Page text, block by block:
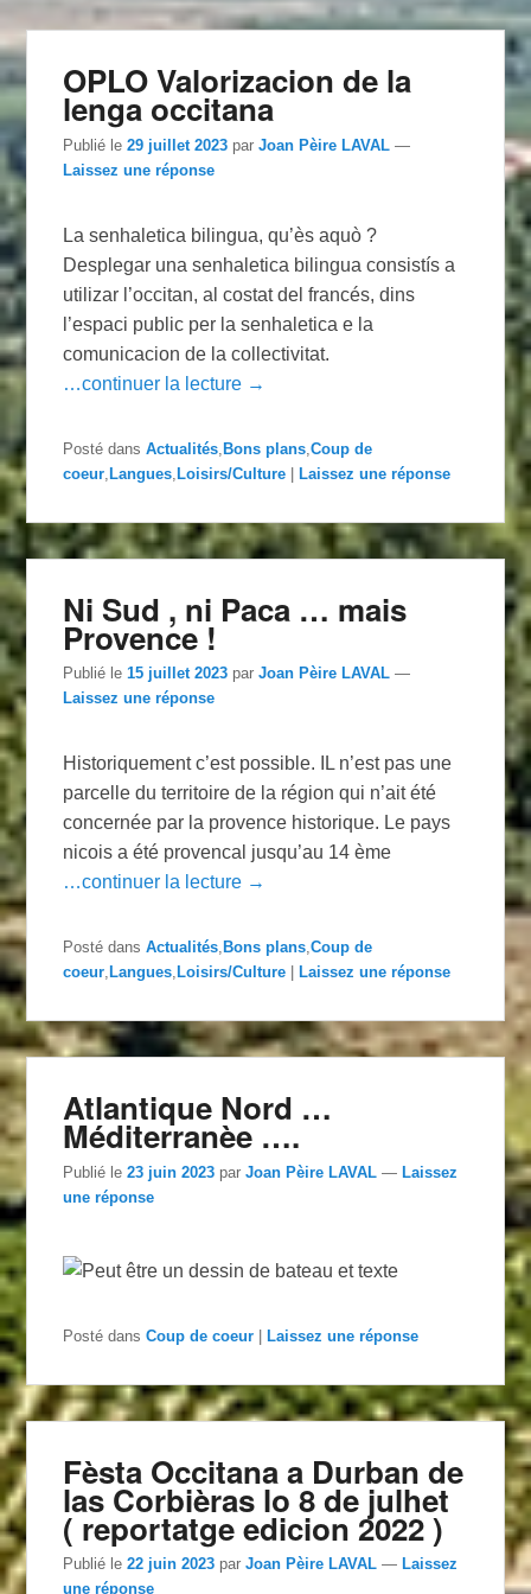
OPLO Valorizacion de la
lenga occitana
Publié le29 juillet 2023 parJoan Pèire LAVAL —
Laissez une réponse
La senhaletica bilingua, qu’ès aquò ?
Desplegar una senhaletica bilingua consistís a
utilizar l’occitan, al costat del francés, dins
l’espaci public per la senhaletica e la
comunicacion de la collectivitat.
…continuer la lecture →
Posté dans Actualités ,Bons plans ,Coup de
coeur ,Langues ,Loisirs/Culture |Laissez une réponse
Ni Sud , ni Paca … mais
Provence !
Publié le15 juillet 2023 parJoan Pèire LAVAL —
Laissez une réponse
Historiquement c’est possible. IL n’est pas une
parcelle du territoire de la région qui n’ait été
concernée par la provence historique. Le pays
nicois a été provencal jusqu’au 14 ème
…continuer la lecture →
Posté dans Actualités, Bons plans,Coup de
coeur, Langues, Loisirs/Culture Laissez une réponse
Atlantique Nord …
Méditerranèe ….
Publié le23 juin 2023 parJoan Pèire LAVAL — Laissez
une réponse
Posté dans Coup de coeur |Laissez une réponse
Fèsta Occitana a Durban de
las Corbièras lo 8 de julhet
( reportatge edicion 2022 )
Publié le22 juin 2023 parJoan Pèire LAVAL — Laissez
une réponse